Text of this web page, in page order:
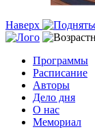
Наверх
Программы
Расписание
Авторы
Дело дня
О нас
Мемориал